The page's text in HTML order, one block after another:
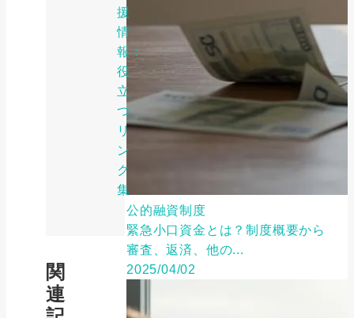
援
情
報：
役
立
つ
リ
ン
ク
集
関
連
公的融資制度
緊急小口資金とは？制度概要から
審査、返済、他の...
2025/04/02